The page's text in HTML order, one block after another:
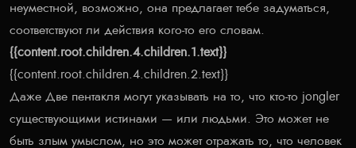
неуместной, возможно, она предлагает тебе задуматься,
соответствуют ли действия кого-то его словам.
{{content.root.children.4.children.1.text}}
{{content.root.children.4.children.2.text}}
Даже Две пентакля могут указывать на то, что кто-то jongler
существующими истинами — или людьми. Это может не
быть злым умыслом, но это может отражать то, что человек